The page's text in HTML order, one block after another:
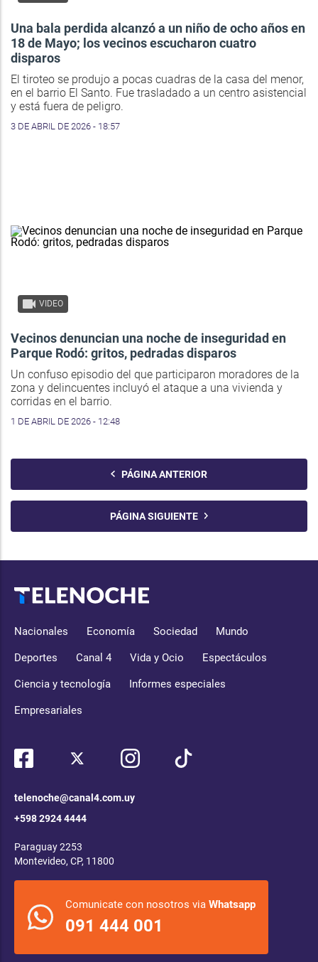
Una bala perdida alcanzó a un niño de ocho años en
18 de Mayo; los vecinos escucharon cuatro
disparos
El tiroteo se produjo a pocas cuadras de la casa del menor,
en el barrio El Santo. Fue trasladado a un centro asistencial
y está fuera de peligro.
3 DE ABRIL DE 2026 - 18:57
VIDEO
Vecinos denuncian una noche de inseguridad en
Parque Rodó: gritos, pedradas disparos
Un confuso episodio del que participaron moradores de la
zona y delincuentes incluyó el ataque a una vivienda y
corridas en el barrio.
1 DE ABRIL DE 2026 - 12:48
PÁGINA ANTERIOR
PÁGINA SIGUIENTE
Nacionales Economía Sociedad Mundo
Deportes Canal 4 Vida y Ocio Espectáculos
Ciencia y tecnología Informes especiales
Empresariales
telenoche@canal4.com.uy
+598 2924 4444
Paraguay 2253
Montevideo, CP, 11800
Comunicate con nosotros via Whatsapp
091 444 001